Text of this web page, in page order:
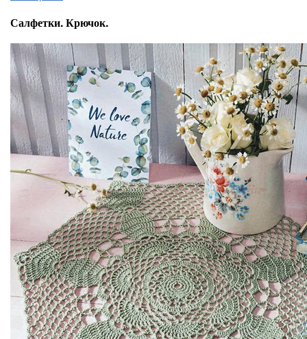
Салфетки. Крючок.